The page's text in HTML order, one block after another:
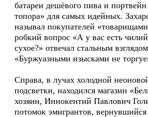
батареи дешёвого пива и
топора» для самых идейных.
называл покупателей
робкий вопрос «А у вас есть
сухое?» отвечал стальным
«Буржуазными изысками не
Справа, в лучах холодной
подсветки, находился магазин
хозяин, Иннокентий Павлович
потомок эмигрантов,